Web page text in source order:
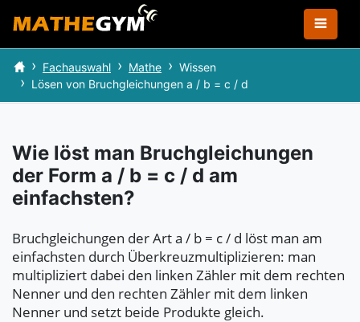
Fachauswahl Mathe
Wissen
Lösen von Bruchgleichungen a / b = c / d
Wie löst man Bruchgleichungen
der Form a / b = c / d am
einfachsten?
Bruchgleichungen der Art a / b = c / d löst man am
einfachsten durch Überkreuzmultiplizieren: man
multipliziert dabei den linken Zähler mit dem rechten
Nenner und den rechten Zähler mit dem linken
Nenner und setzt beide Produkte gleich.